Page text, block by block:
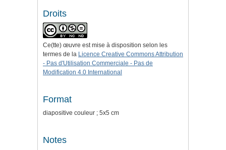
Droits
Ce(tte) œuvre est mise à disposition selon les
termes de la Licence Creative Commons Attribution
- Pas d'Utilisation Commerciale - Pas de
Modification 4.0 International
Format
diapositive couleur ; 5x5 cm
Notes